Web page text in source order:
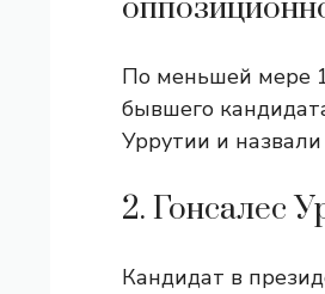
По меньшей мере
бывшего
Уррутии и назвали
2. Гонсалес
Кандидат в